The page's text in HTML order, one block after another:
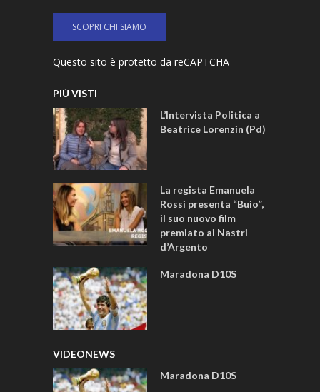
SCOPRI CHI SIAMO
Questo sito è protetto da reCAPTCHA
PIÙ VISTI
L’Intervista Politica a
Beatrice Lorenzin (Pd)
La regista Emanuela
Rossi presenta “Buio”,
il suo nuovo film
premiato ai Nastri
d’Argento
Maradona D10S
VIDEONEWS
Maradona D10S